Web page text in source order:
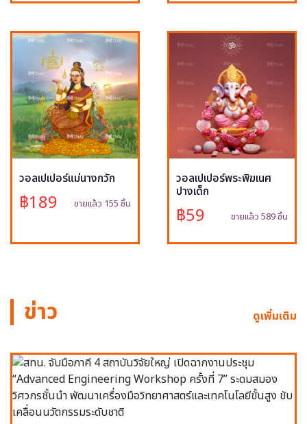
วอลเปเปอร์แม่นางกวัก
฿189 ขายแล้ว 155 ชิ้น
วอลเปเปอร์พระพิฆเนศ
ปางเด็ก
฿59 ขายแล้ว 589 ชิ้น
ข่าว ดูเพิ่มเติม